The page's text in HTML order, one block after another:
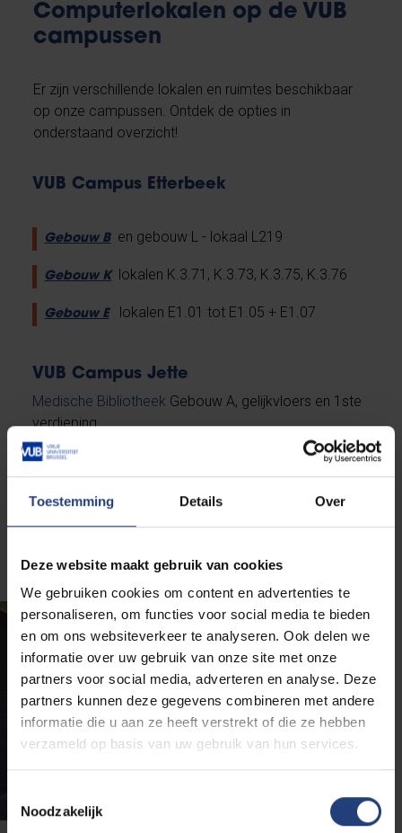
Toestemming Details Over
Deze website maakt gebruik van cookies
We gebruiken cookies om content en advertenties te
personaliseren, om functies voor social media te bieden
en om ons websiteverkeer te analyseren. Ook delen we
informatie over uw gebruik van onze site met onze
partners voor social media, adverteren en analyse. Deze
partners kunnen deze gegevens combineren met andere
informatie die u aan ze heeft verstrekt of die ze hebben
verzameld op basis van uw gebruik van hun services.
Noodzakelijk
Computerlokalen op de VUB
campussen
Er zijn verschillende lokalen en ruimtes beschikbaar
op onze campussen. Ontdek de opties in
onderstaand overzicht!
VUB Campus Etterbeek
Gebouw B en gebouw L - lokaal L219
Gebouw K lokalen K.3.71, K.3.73, K.3.75, K.3.76
Gebouw E lokalen E1.01 tot E1.05 + E1.07
VUB Campus Jette
Medische Bibliotheek Gebouw A, gelijkvloers en 1ste
verdieping
Reserveer hier je computerplek in de Medische
bibliotheek
VUB Technology Campus (Anderlecht)
Bibliotheek: blok A - 1ste verdieping